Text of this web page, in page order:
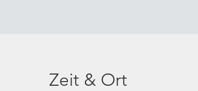
Zeit & Ort